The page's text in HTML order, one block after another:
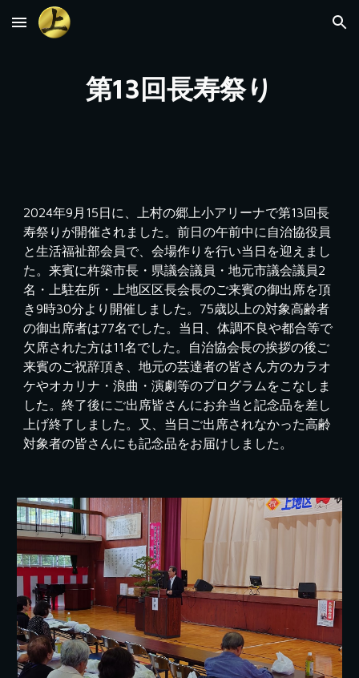
Skip to main content Skip to navigation
第13回長寿祭り
2024年9月15日に、上村の郷上小アリーナで第13回長
寿祭りが開催されました。前日の午前中に自治協役員
と生活福祉部会員で、会場作りを行い当日を迎えまし
た。来賓に杵築市長・県議会議員・地元市議会議員2
名・上駐在所・上地区区長会長のご来賓の御出席を頂
き9時30分より開催しました。75歳以上の対象高齢者
の御出席者は77名でした。当日、体調不良や都合等で
欠席された方は11名でした。自治協会長の挨拶の後ご
来賓のご祝辞頂き、地元の芸達者の皆さん方のカラオ
ケやオカリナ・浪曲・演劇等のプログラムをこなしま
した。終了後にご出席皆さんにお弁当と記念品を差し
上げ終了しました。又、当日ご出席されなかった高齢
対象者の皆さんにも記念品をお届けしました。